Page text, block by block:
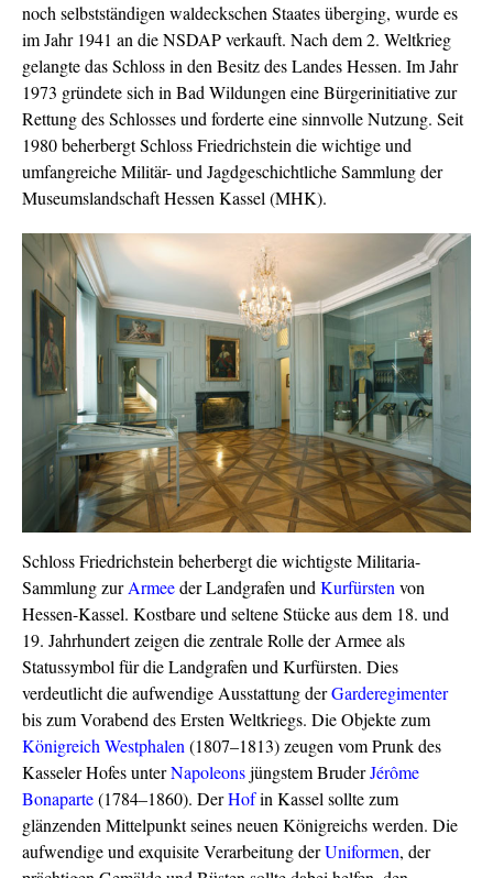
noch selbstständigen waldeckschen Staates überging, wurde es
im Jahr 1941 an die NSDAP verkauft. Nach dem 2. Weltkrieg
gelangte das Schloss in den Besitz des Landes Hessen. Im Jahr
1973 gründete sich in Bad Wildungen eine Bürgerinitiative zur
Rettung des Schlosses und forderte eine sinnvolle Nutzung. Seit
1980 beherbergt Schloss Friedrichstein die wichtige und
umfangreiche Militär- und Jagdgeschichtliche Sammlung der
Museumslandschaft Hessen Kassel (MHK).
Schloss Friedrichstein beherbergt die wichtigste Militaria-
Sammlung zurArmeeder Landgrafen und Kurfürsten von
Hessen-Kassel. Kostbare und seltene Stücke aus dem 18. und
19. Jahrhundert zeigen die zentrale Rolle der Armee als
Statussymbol für die Landgrafen und Kurfürsten. Dies
verdeutlicht die aufwendige Ausstattung derGarderegimenter
bis zum Vorabend des Ersten Weltkriegs. Die Objekte zum
Königreich Westphalen (1807–1813) zeugen vom Prunk des
Kasseler Hofes unterNapoleonsjüngstem BruderJérôme
Bonaparte(1784–1860). DerHofin Kassel sollte zum
glänzenden Mittelpunkt seines neuen Königreichs werden. Die
aufwendige und exquisite Verarbeitung derUniformen, der